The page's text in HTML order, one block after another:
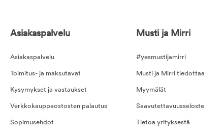
Asiakaspalvelu
Asiakaspalvelu
Toimitus- ja maksutavat
Kysymykset ja vastaukset
Verkkokauppaostosten palautus
Sopimusehdot
Musti ja Mirri
#yesmustijamirri
Musti ja Mirri tiedottaa
Myymälät
Saavutettavuusseloste
Tietoa yrityksestä